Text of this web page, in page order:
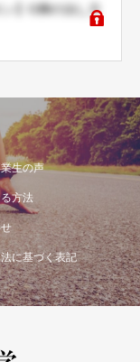
ン】O脚の治し方
生の声
方法
に基づく表記